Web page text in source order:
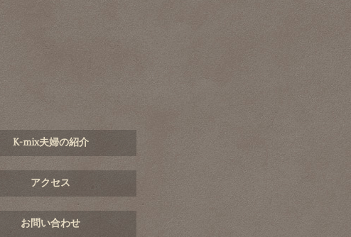
K-mix夫婦の紹介
アクセス
お問い合わせ